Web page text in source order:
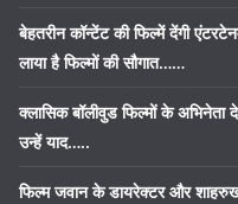
बेहतरीन कॉन्टेंट की फिल्में देंगी
लाया है फिल्मों की सौगात……
क्लासिक बॉलीवुड फिल्मों के
उन्हें याद…..
फिल्म जवान के डायरेक्टर और